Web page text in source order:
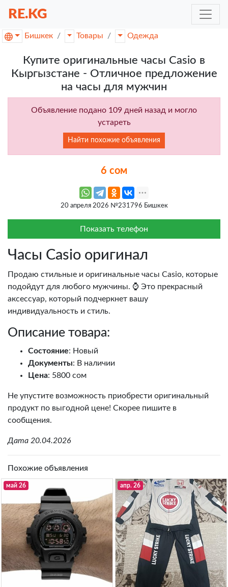
RE.KG
Бишкек Товары Одежда
Купите оригинальные часы Casio в
Кыргызстане - Отличное предложение
на часы для мужчин
Объявление подано 109 дней назад и могло
устареть
Найти похожие объявления
6 сом
20 апреля 2026 №231796 Бишкек
Показать телефон
Часы Casio оригинал
Продаю стильные и оригинальные часы Casio, которые
подойдут для любого мужчины. ⌚ Это прекрасный
аксессуар, который подчеркнет вашу
индивидуальность и стиль.
Описание товара:
Состояние: Новый
Документы: В наличии
Цена: 5800 сом
Не упустите возможность приобрести оригинальный
продукт по выгодной цене! Скорее пишите в
сообщения.
Дата 20.04.2026
Похожие объявления
май 26 апр. 26